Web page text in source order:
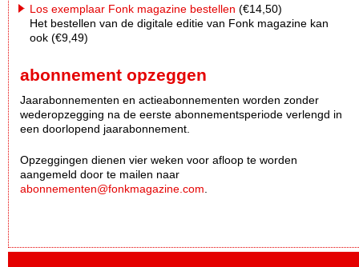
Los exemplaar Fonk magazine bestellen (€14,50)
Het bestellen van de digitale editie van Fonk magazine kan
ook (€9,49)
abonnement opzeggen
Jaarabonnementen en actieabonnementen worden zonder
wederopzegging na de eerste abonnementsperiode verlengd in
een doorlopend jaarabonnement.
Opzeggingen dienen vier weken voor afloop te worden
aangemeld door te mailen naar
abonnementen@fonkmagazine.com